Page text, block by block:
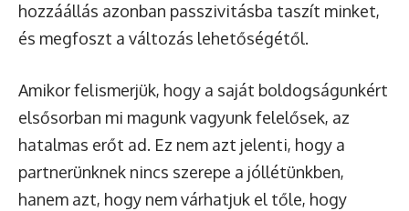
hozzáállás azonban passzivitásba taszít minket,
és megfoszt a változás lehetőségétől.
Amikor felismerjük, hogy a saját boldogságunkért
elsősorban mi magunk vagyunk felelősek, az
hatalmas erőt ad. Ez nem azt jelenti, hogy a
partnerünknek nincs szerepe a jóllétünkben,
hanem azt, hogy nem várhatjuk el tőle, hogy